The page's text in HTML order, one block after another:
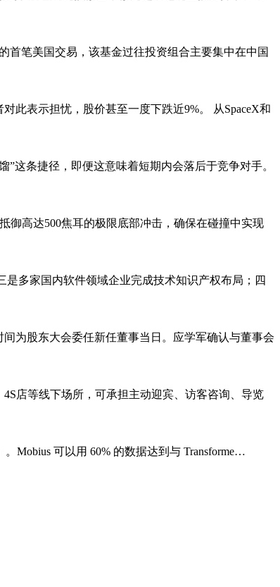
首笔美国交易，该基金过往投资组合主要集中在中国
此表示担忧，股价甚至一度下跌近9%。 从SpaceX和
这条捷径，即便这意味着短期内会落后于竞争对手。
御高达500焦耳的极限底部冲击，确保在碰撞中实现
多家国内软件领域企业完成技术知识产权布局；四
为股东大会委任新任董事当日。应学军确认与董事会
店等线下场所，可承担主动迎宾、访客咨询、导览
Mobius 可以用 60% 的数据达到与 Transforme…